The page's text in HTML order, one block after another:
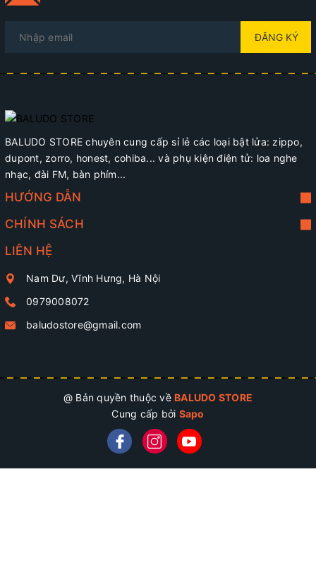
ĐĂNG KÝ
BALUDO STORE chuyên cung cấp sỉ lẻ các loại bật lửa: zippo,
dupont, zorro, honest, cohiba... và phụ kiện điện tử: loa nghe
nhạc, đài FM, bàn phím...
HƯỚNG DẪN
CHÍNH SÁCH
LIÊN HỆ
Nam Dư, Vĩnh Hưng, Hà Nội
0979008072
baludostore@gmail.com
@ Bản quyền thuộc vềBALUDO STORE
Cung cấp bởi Sapo